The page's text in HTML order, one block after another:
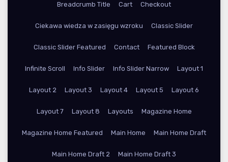
Breadcrumb Title Cart Checkout
Ciekawa wiedza w zasięgu wzroku Classic Slider
Classic Slider Featured Contact Featured Block
Infinite Scroll Info Slider Info Slider Narrow Layout 1
Layout 2 Layout 3 Layout 4 Layout 5 Layout 6
Layout 7 Layout 8 Layouts Magazine Home
Magazine Home Featured Main Home Main Home Draft
Main Home Draft 2 Main Home Draft 3